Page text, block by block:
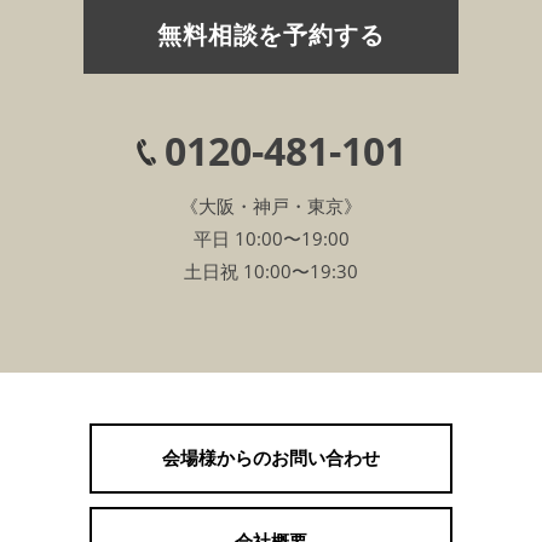
無料相談を予約する
0120-481-101
《大阪・神戸・東京》
平日 10:00〜19:00
土日祝 10:00〜19:30
会場様からのお問い合わせ